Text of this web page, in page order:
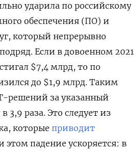
ударила по российскому
обеспечения (ПО) и
который непрерывно
Если в довоенном 2021
$7,4 млрд, то по
до $1,9 млрд. Таким
решений за указанный
3,9 раза. Это следует из
которые приводит
падение ускоряется: в